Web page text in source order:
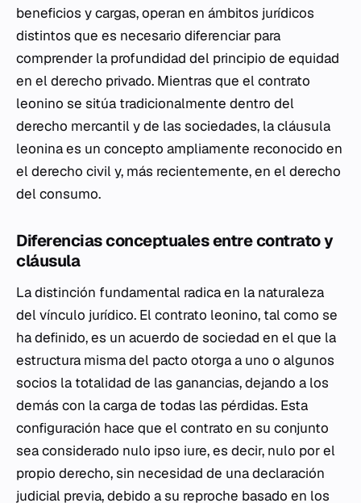
beneficios y cargas, operan en ámbitos jurídicos
distintos que es necesario diferenciar para
comprender la profundidad del principio de equidad
en el derecho privado. Mientras que el contrato
leonino se sitúa tradicionalmente dentro del
derecho mercantil y de las sociedades, la cláusula
leonina es un concepto ampliamente reconocido en
el derecho civil y, más recientemente, en el derecho
del consumo.
Diferencias conceptuales entre contrato y
cláusula
La distinción fundamental radica en la naturaleza
del vínculo jurídico. El contrato leonino, tal como se
ha definido, es un acuerdo de sociedad en el que la
estructura misma del pacto otorga a uno o algunos
socios la totalidad de las ganancias, dejando a los
demás con la carga de todas las pérdidas. Esta
configuración hace que el contrato en su conjunto
sea considerado nulo ipso iure, es decir, nulo por el
propio derecho, sin necesidad de una declaración
judicial previa, debido a su reproche basado en los